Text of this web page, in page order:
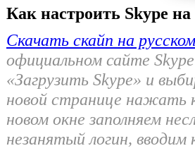
Как настроить Skype
Скачать скайп на
официальном сайте
«Загрузить Skype» и
новой странице нажать
новом окне заполняем
незанятый логин,